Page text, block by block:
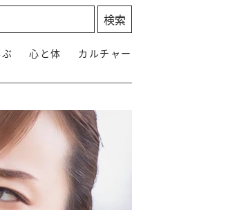
心と体 カルチャー